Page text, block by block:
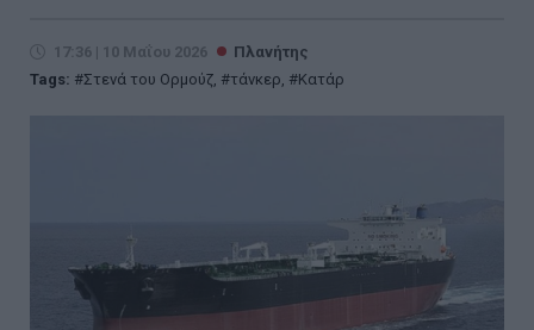
17:36 | 10 Μαΐου 2026
Πλανήτης
Tags:
Στενά του Ορμούζ, τάνκερ, Κατάρ